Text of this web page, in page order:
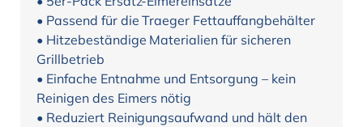
• Passend für die Traeger Fettauffangbehälter
• Hitzebeständige Materialien für sicheren
Grillbetrieb
• Einfache Entnahme und Entsorgung – kein
Reinigen des Eimers nötig
• Reduziert Reinigungsaufwand und hält den